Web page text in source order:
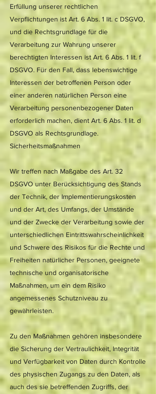
Erfüllung unserer rechtlichen
Verpflichtungen ist Art. 6 Abs. 1 lit. c DSGVO,
und die Rechtsgrundlage für die
Verarbeitung zur Wahrung unserer
berechtigten Interessen ist Art. 6 Abs. 1 lit. f
DSGVO. Für den Fall, dass lebenswichtige
Interessen der betroffenen Person oder
einer anderen natürlichen Person eine
Verarbeitung personenbezogener Daten
erforderlich machen, dient Art. 6 Abs. 1 lit. d
DSGVO als Rechtsgrundlage.
Sicherheitsmaßnahmen
Wir treffen nach Maßgabe des Art. 32
DSGVO unter Berücksichtigung des Stands
der Technik, der Implementierungskosten
und der Art, des Umfangs, der Umstände
und der Zwecke der Verarbeitung sowie der
unterschiedlichen Eintrittswahrscheinlichkeit
und Schwere des Risikos für die Rechte und
Freiheiten natürlicher Personen, geeignete
technische und organisatorische
Maßnahmen, um ein dem Risiko
angemessenes Schutzniveau zu
gewährleisten.
Zu den Maßnahmen gehören insbesondere
die Sicherung der Vertraulichkeit, Integrität
und Verfügbarkeit von Daten durch Kontrolle
des physischen Zugangs zu den Daten, als
auch des sie betreffenden Zugriffs, der